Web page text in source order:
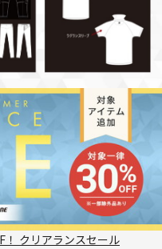
！ クリアランスセール